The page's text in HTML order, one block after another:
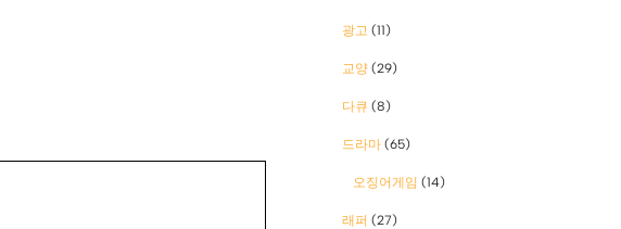
광고 (11)
교양 (29)
다큐 (8)
드라마 (65)
오징어게임 (14)
래퍼 (27)